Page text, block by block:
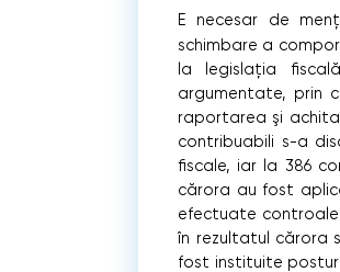
E necesar de
schimbare a
la legislaţia
argumentate, prin
raportarea şi
contribuabili s-a
ﬁscale, iar la 386
cărora au fost
efectuate controale
în rezultatul cărora
fost instituite